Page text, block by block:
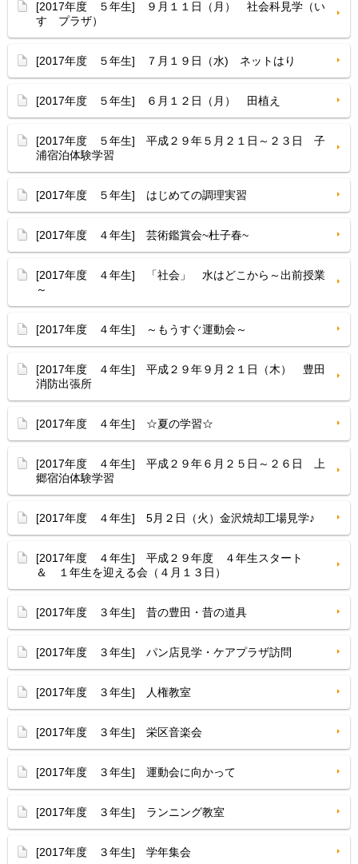
[2017年度 ５年生] ９月１１日（月） 社会科見学（い
すゞプラザ）
[2017年度 ５年生] ７月１９日（水) ネットはり
[2017年度 ５年生] ６月１２日（月） 田植え
[2017年度 ５年生] 平成２９年５月２１日～２３日 子
浦宿泊体験学習
[2017年度 ５年生] はじめての調理実習
[2017年度 ４年生] 芸術鑑賞会~杜子春~
[2017年度 ４年生] 「社会」 水はどこから～出前授業
～
[2017年度 ４年生] ～もうすぐ運動会～
[2017年度 ４年生] 平成２９年９月２１日（木） 豊田
消防出張所
[2017年度 ４年生] ☆夏の学習☆
[2017年度 ４年生] 平成２９年６月２５日～２６日 上
郷宿泊体験学習
[2017年度 ４年生] 5月２日（火）金沢焼却工場見学♪
[2017年度 ４年生] 平成２９年度 ４年生スタート
＆ １年生を迎える会（４月１３日）
[2017年度 ３年生] 昔の豊田・昔の道具
[2017年度 ３年生] パン店見学・ケアプラザ訪問
[2017年度 ３年生] 人権教室
[2017年度 ３年生] 栄区音楽会
[2017年度 ３年生] 運動会に向かって
[2017年度 ３年生] ランニング教室
[2017年度 ３年生] 学年集会